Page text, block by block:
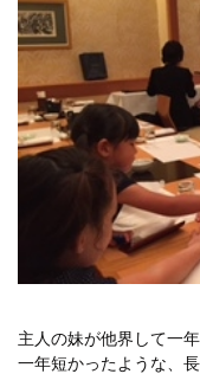
主人の妹が他界して一
一年短かったような、